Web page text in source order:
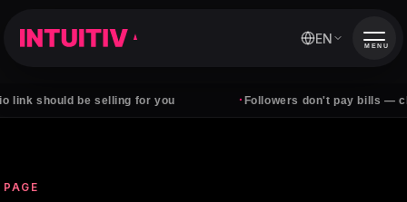
be selling for you Followers don't pay bills — clients do
EN MENU
PAGE